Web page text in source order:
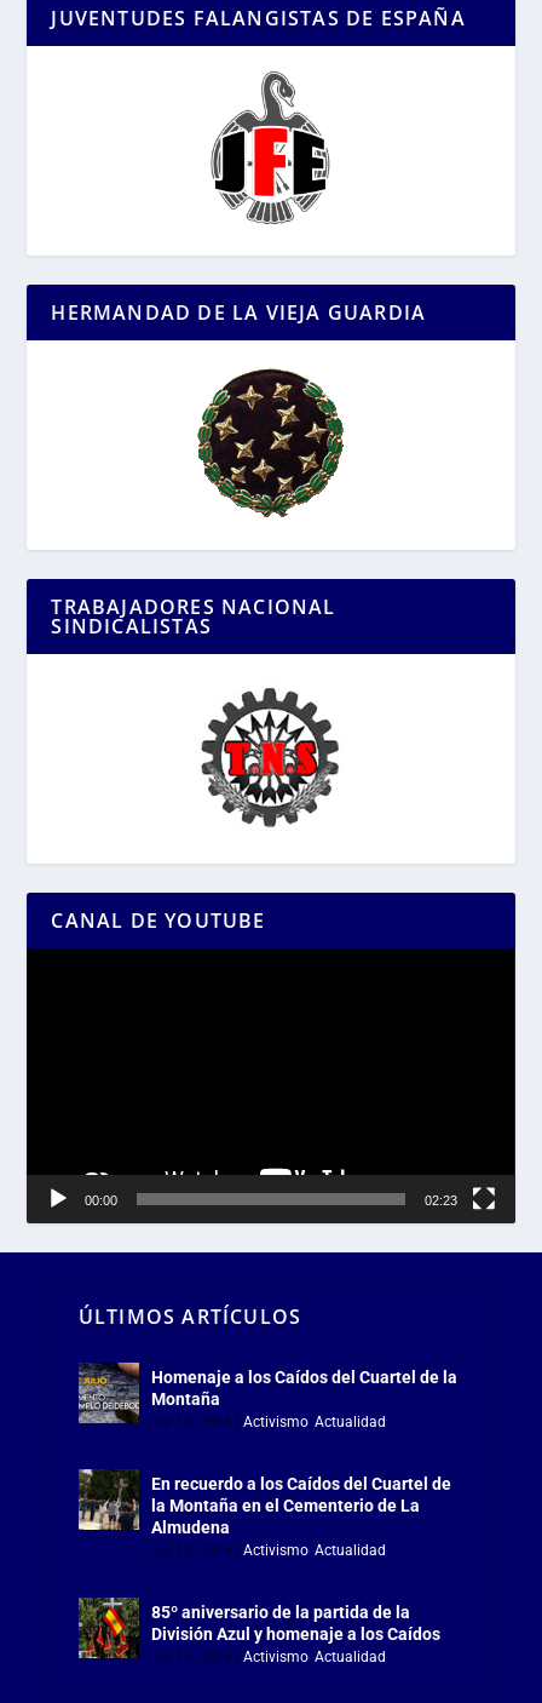
JUVENTUDES FALANGISTAS DE ESPAÑA
HERMANDAD DE LA VIEJA GUARDIA
TRABAJADORES NACIONAL
SINDICALISTAS
CANAL DE YOUTUBE
00:00 02:23
ÚLTIMOS ARTÍCULOS
Homenaje a los Caídos del Cuartel de la
Montaña
Jul 18, 2026 Activismo, Actualidad
En recuerdo a los Caídos del Cuartel de
la Montaña en el Cementerio de La
Almudena
Jul 18, 2026 Activismo, Actualidad
85º aniversario de la partida de la
División Azul y homenaje a los Caídos
Jul 15, 2026 Activismo, Actualidad